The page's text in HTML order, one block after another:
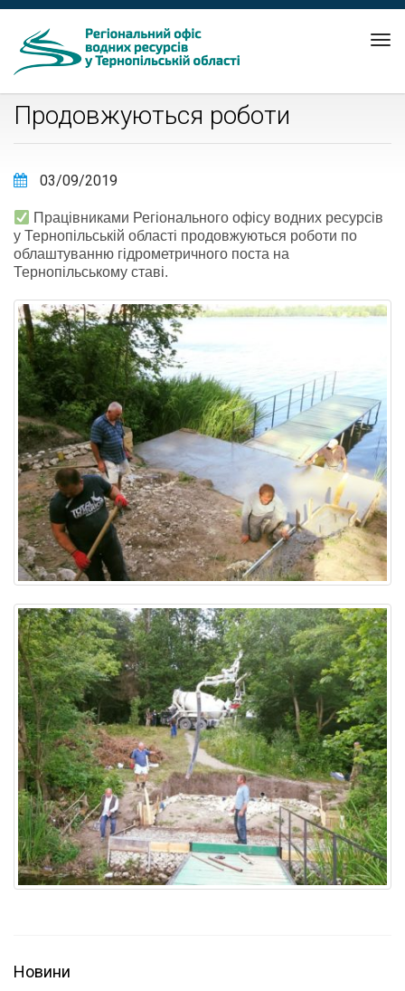
Продовжуються роботи
03/09/2019
Працівниками Регіонального офісу водних ресурсів
у Тернопільській області продовжуються роботи по
облаштуванню гідрометричного поста на
Тернопільському ставі.
Новини